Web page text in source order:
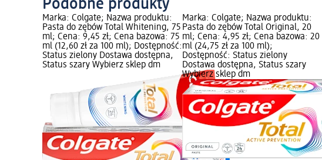
Podobne produkty
Marka: Colgate; Nazwa produktu:
Pasta do zębów Total Whitening, 75
ml; Cena: 9,45 zł; Cena bazowa: 75
ml (12,60 zł za 100 ml); Dostępność:
Status zielony Dostawa dostępna,
Status szary Wybierz sklep dm
Marka: Colgate; Nazwa produktu:
Pasta do zębów Total Original, 20
ml; Cena: 4,95 zł; Cena bazowa: 20
ml (24,75 zł za 100 ml);
Dostępność: Status zielony
Dostawa dostępna, Status szary
Wybierz sklep dm